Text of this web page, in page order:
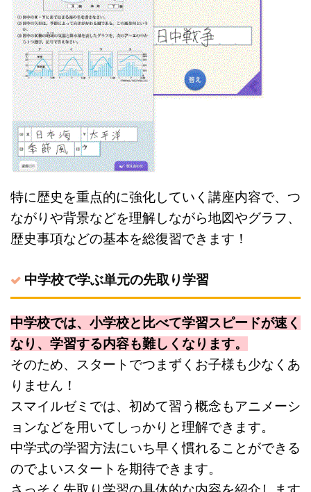
特に歴史を重点的に強化していく講座内容で、つ
ながりや背景などを理解しながら地図やグラフ、
歴史事項などの基本を総復習できます！
中学校で学ぶ単元の先取り学習
中学校では、小学校と比べて学習スピードが速く
なり、学習する内容も難しくなります。
そのため、スタートでつまずくお子様も少なくあ
りません！
スマイルゼミでは、初めて習う概念もアニメーシ
ョンなどを用いてしっかりと理解できます。
中学式の学習方法にいち早く慣れることができる
のでよいスタートを期待できます。